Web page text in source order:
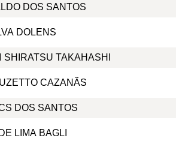
DOS SANTOS
DOLENS
SHIRATSU TAKAHASHI
CAZANÃS
DOS SANTOS
LIMA BAGLI